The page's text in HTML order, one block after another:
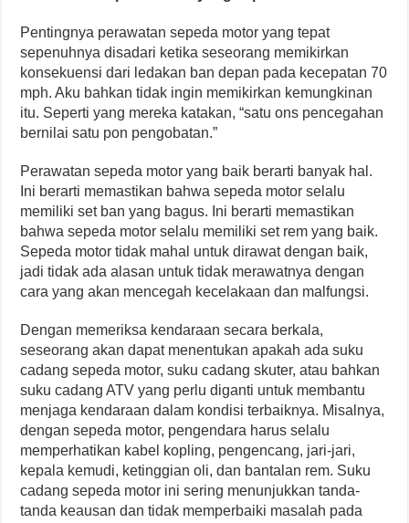
Pentingnya perawatan sepeda motor yang tepat
sepenuhnya disadari ketika seseorang memikirkan
konsekuensi dari ledakan ban depan pada kecepatan 70
mph. Aku bahkan tidak ingin memikirkan kemungkinan
itu. Seperti yang mereka katakan, “satu ons pencegahan
bernilai satu pon pengobatan.”
Perawatan sepeda motor yang baik berarti banyak hal.
Ini berarti memastikan bahwa sepeda motor selalu
memiliki set ban yang bagus. Ini berarti memastikan
bahwa sepeda motor selalu memiliki set rem yang baik.
Sepeda motor tidak mahal untuk dirawat dengan baik,
jadi tidak ada alasan untuk tidak merawatnya dengan
cara yang akan mencegah kecelakaan dan malfungsi.
Dengan memeriksa kendaraan secara berkala,
seseorang akan dapat menentukan apakah ada suku
cadang sepeda motor, suku cadang skuter, atau bahkan
suku cadang ATV yang perlu diganti untuk membantu
menjaga kendaraan dalam kondisi terbaiknya. Misalnya,
dengan sepeda motor, pengendara harus selalu
memperhatikan kabel kopling, pengencang, jari-jari,
kepala kemudi, ketinggian oli, dan bantalan rem. Suku
cadang sepeda motor ini sering menunjukkan tanda-
tanda keausan dan tidak memperbaiki masalah pada